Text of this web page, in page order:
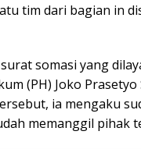
tim dari bagian in
somasi yang
(PH) Joko Prasetyo
ia mengaku
memanggil pihak